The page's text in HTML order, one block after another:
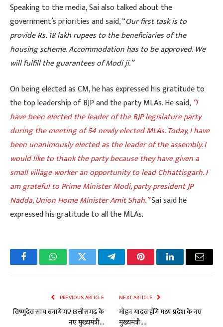
Speaking to the media, Sai also talked about the
government’s priorities and said, “Our first task is to
provide Rs. 18 lakh rupees to the beneficiaries of the
housing scheme. Accommodation has to be approved. We
will fulfill the guarantees of Modi ji.”
On being elected as CM, he has expressed his gratitude to
the top leadership of BJP and the party MLAs. He said,“I
have been elected the leader of the BJP legislature party
during the meeting of 54 newly elected MLAs. Today, I have
been unanimously elected as the leader of the assembly. I
would like to thank the party because they have given a
small village worker an opportunity to lead Chhattisgarh. I
am grateful to Prime Minister Modi, party president JP
Nadda, Union Home Minister Amit Shah.”Sai said he
expressed his gratitude to all the MLAs.
FacebookWhatsAppTwitter TelegramPinterestLinkedInEmail
PREVIOUS ARTICLE
विष्णुदेव साय बनाये गए छत्तीसगढ़ के
नए मुख्यमंत्री…
NEXT ARTICLE
मोहन यादव होंगे मध्य प्रदेश के नए
मुख्यमंत्री….